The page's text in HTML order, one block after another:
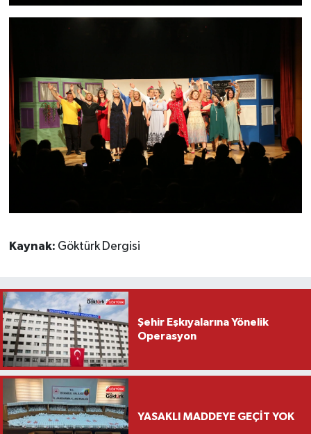
Kaynak: Göktürk Dergisi
Şehir Eşkıyalarına Yönelik
Operasyon
YASAKLI MADDEYE GEÇİT YOK